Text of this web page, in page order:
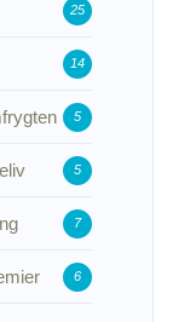
25
14
5
5
7
6